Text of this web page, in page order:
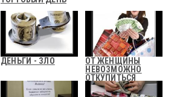
ДЕНЬГИ - ЗЛО
ОТ ЖЕНЩИНЫ
НЕВОЗМОЖНО
ОТКУПИТЬСЯ
ДЕНЬГАМИ